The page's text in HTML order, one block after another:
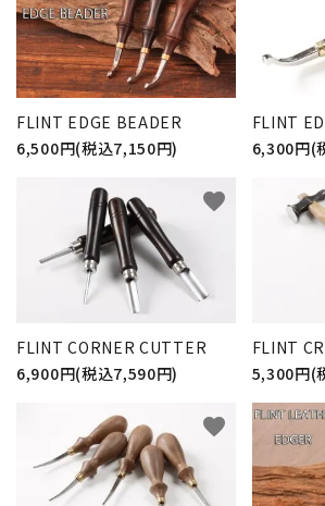
FLINT EDGE BEADER
6,500円(税込7,150円)
FLINT
6,300円(
FLINT CORNER CUTTER
6,900円(税込7,590円)
favorite
FLINT
5,300円(
favorite